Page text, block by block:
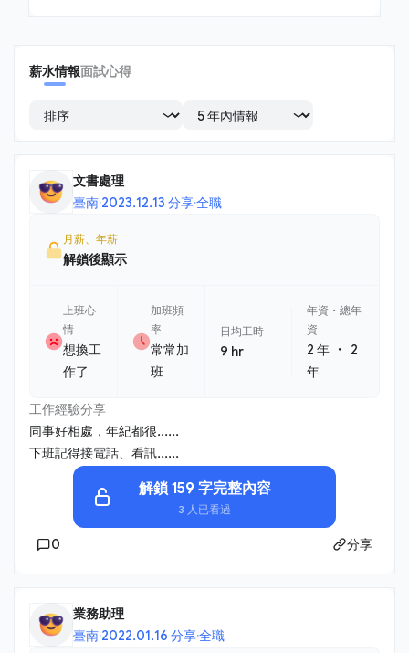
薪水情報面試心得
文書處理
臺南·2023.12.13 分享·全職
月薪、年薪
解鎖後顯示
上班心
情
想換工
作了
加班頻
率
常常加
班
日均工時
9 hr
年資・總年
資
2 年 ・
2
年
工作經驗分享
同事好相處，年紀都很......
下班記得接電話、看訊......
解鎖 159 字完整內容
3 人已看過
0 分享
業務助理
臺南·2022.01.16 分享·全職